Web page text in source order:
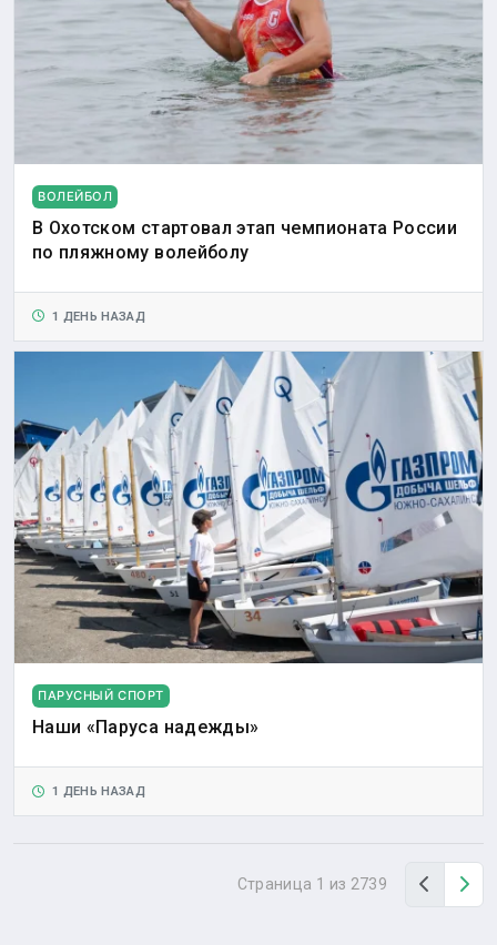
ВОЛЕЙБОЛ
В Охотском стартовал этап чемпионата России
по пляжному волейболу
1 ДЕНЬ НАЗАД
ПАРУСНЫЙ СПОРТ
Наши «Паруса надежды»
1 ДЕНЬ НАЗАД
Страница 1 из 2739 Назад